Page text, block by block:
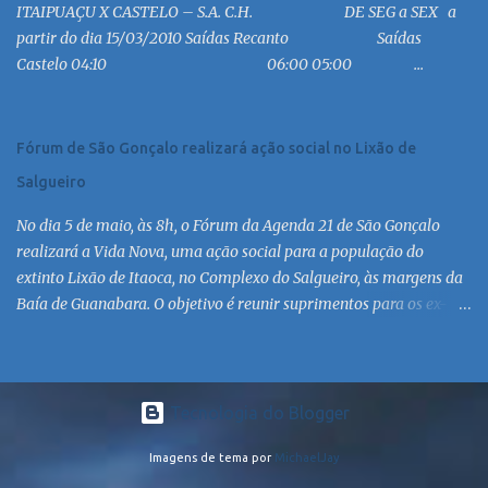
MC 18:30 MC 19:30 MC 20:30 MC 21:30 MC 6:30 MC 7:30 MC 8:30
MC 9:30 MC 10:30 MC 11:30 MC 12:30 MC 13:30 MC 14:30 MC 15:30
MC 16:30 MC 17:30 MC 18:30 MC 19:30 MC 20:30 MC 21:30 MC
ITAIPUAÇU X CASTELO – S.A. C.H. DE SEG a SEX a
partir do dia 15/03/2010 Saídas Recanto Saídas
Castelo 04:10 06:00 05:00 ...
Fórum de São Gonçalo realizará ação social no Lixão de
Salgueiro
No dia 5 de maio, às 8h, o Fórum da Agenda 21 de São Gonçalo
realizará a Vida Nova, uma ação social para a população do
extinto Lixão de Itaoca, no Complexo do Salgueiro, às margens da
Baía de Guanabara. O objetivo é reunir suprimentos para os ex-
participação de ONGs locais e da população do município. Aos
interessados em participar, basta se dirigir à Rua Dr. Feliciano
sexta. Mais informações também podem ser obtidas pelo telefone
Tecnologia do Blogger
Imagens de tema por MichaelJay